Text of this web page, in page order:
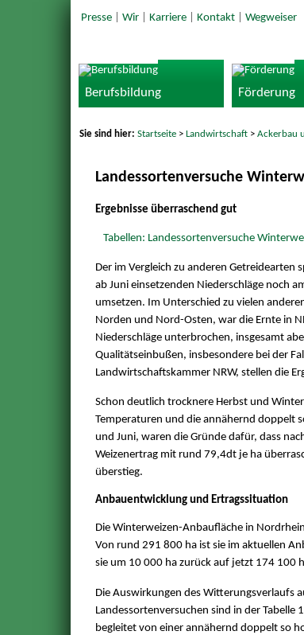
Presse| Wir| Karriere| Kontakt| Wegweiser
Berufsbildung Förderung
Sie sind hier:Startseite >Landwirtschaft >Ackerbau
Landessortenversuche
Ergebnisse überraschend gut
Tabellen: Landessortenversuche
Der im Vergleich zu anderen
ab Juni einsetzenden Niederschläge noch
umsetzen. Im Unterschied zu vielen
Norden und Nord-Osten, war die Ernte in
Niederschläge unterbrochen, insgesamt
Qualitätseinbußen, insbesondere bei der
Landwirtschaftskammer NRW, stellen die
Schon deutlich trocknere Herbst und
Temperaturen und die annähernd doppelt
und Juni, waren die Gründe dafür, dass
Weizenertrag mit rund 79,4dt je ha
überstieg.
Anbauentwicklung und Ertragssituation
Die Winterweizen-Anbaufläche in
Von rund 291 800 ha ist sie im aktuellen
sie um 10 000 ha zurück auf jetzt 174 100
Die Auswirkungen des Witterungsverlaufs
Landessortenversuchen sind in der Tabelle
begleitet von einer annähernd doppelt so